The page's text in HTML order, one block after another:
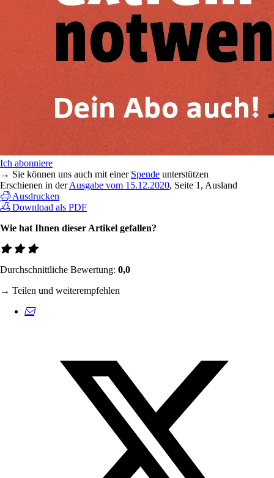
Ich abonniere
→ Sie können uns auch mit einer Spende unterstützen
Erschienen in derAusgabe vom 15.12.2020, Seite 1, Ausland
Ausdrucken
Download als PDF
Wie hat Ihnen dieser Artikel gefallen?
Durchschnittliche Bewertung: 0,0
→ Teilen und weiterempfehlen